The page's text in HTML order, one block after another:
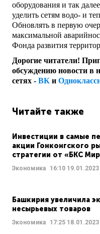
оборудования и так
уделить сетям водо- и
Обновлять в первую
максимальной
Фонда развития
Дорогие читатели!
обсуждению новости в
сетях - ВК и
Читайте также
Инвестиции в самые
акции Гонконгского
стратегии от «БКС
Экономика 16:10 19.01.2023
Башкирия увеличила
несырьевых товаров
Экономика 17:25 18.01.2023